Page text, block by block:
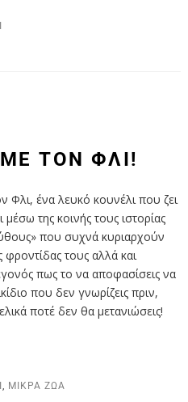
ΤΟΝ ΦΛΙ!
Φλι, ένα λευκό κουνέλι που ζει
της κοινής τους ιστορίας
που συχνά κυριαρχούν
τους αλλά και
πως το να αποφασίσεις να
που δεν γνωρίζεις πριν,
ποτέ δεν θα μετανιώσεις!
, ΜΙΚΡΆ ΖΏΑ